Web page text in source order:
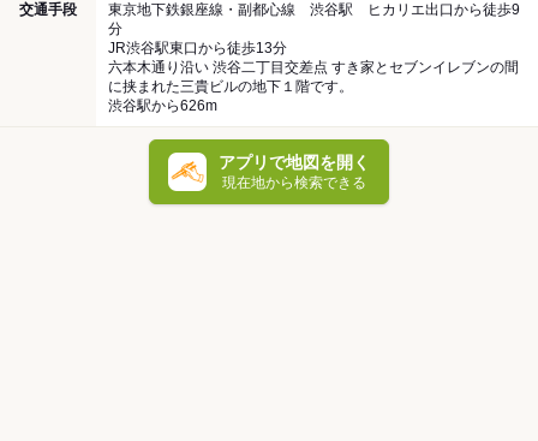
交通手段
東京地下鉄銀座線・副都心線 渋谷駅 ヒカリエ出口から徒歩9
分
JR渋谷駅東口から徒歩13分
六本木通り沿い 渋谷二丁目交差点 すき家とセブンイレブンの間
に挟まれた三貴ビルの地下１階です。
渋谷駅から626m
アプリで地図を開く
現在地から検索できる